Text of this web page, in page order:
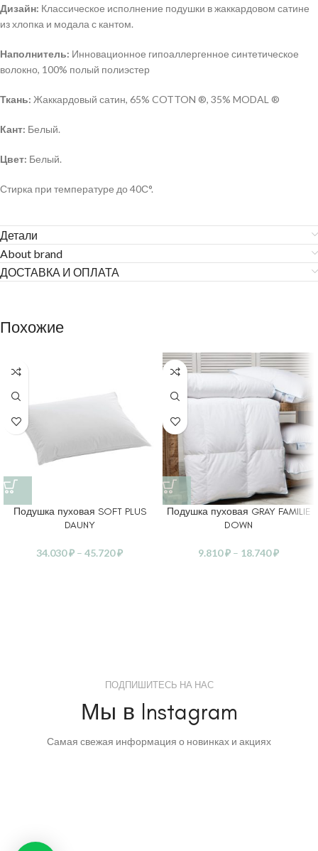
Дизайн: Классическое исполнение подушки в жаккардовом сатине
из хлопка и модала с кантом.
Наполнитель: Инновационное гипоаллергенное синтетическое
волокно, 100% полый полиэстер
Ткань: Жаккардовый сатин, 65% COTTON ®, 35% MODAL ®
Кант: Белый.
Цвет: Белый.
Стирка при температуре до 40С°.
Детали
About brand
ДОСТАВКА И ОПЛАТА
Похожие
Подушка пуховая SOFT PLUS
DAUNY
34.030₽ – 45.720₽
Подушка пуховая GRAY FAMILIE
DOWN
9.810₽ – 18.740₽
ПОДПИШИТЕСЬ НА НАС
Мы в Instagram
Самая свежая информация о новинках и акциях